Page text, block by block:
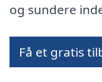
og sundere
Få et gratis